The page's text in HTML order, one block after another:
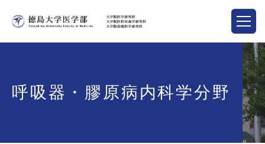
呼吸器・膠原病内科学分野